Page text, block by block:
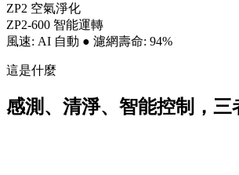
ZP2 空氣淨化
ZP2-600 智能運轉
風速: AI 自動 ● 濾網壽命: 94%
這是什麼
感測、清淨、智能控制，三